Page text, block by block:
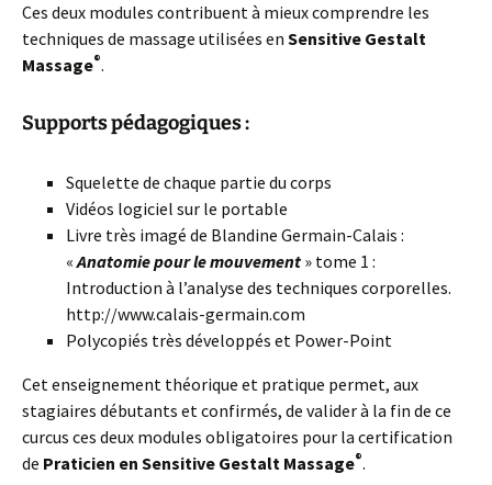
Ces deux modules contribuent à mieux comprendre les
techniques de massage utilisées en Sensitive Gestalt
Massage®.
Supports pédagogiques :
Squelette de chaque partie du corps
Vidéos logiciel sur le portable
Livre très imagé de Blandine Germain-Calais :
«Anatomie pour le mouvement » tome 1 :
Introduction à l’analyse des techniques corporelles.
http://www.calais-germain.com
Polycopiés très développés et Power-Point
Cet enseignement théorique et pratique permet, aux
stagiaires débutants et confirmés, de valider à la fin de ce
curcus ces deux modules obligatoires pour la certification
de Praticien en Sensitive Gestalt Massage®.